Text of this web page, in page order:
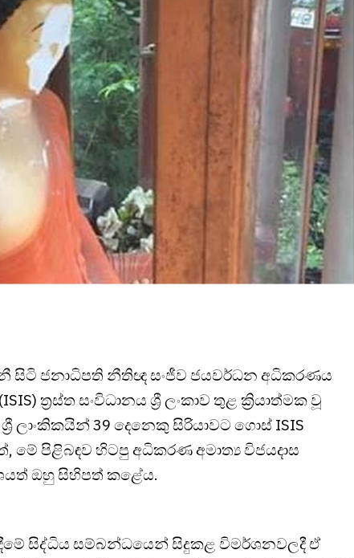
සිටි ජනාධිපති නීතිඥ සංජීව ජයවර්ධන අධිකරණය
ත්‍රස්ත සංවිධානය ශ්‍රී ලංකාව තුළ ක්‍රියාත්මක වූ
ලාංකිකයින් 39 දෙනෙකු සිරියාවට ගොස් ISIS
මේ පිළිබඳව හිටපු අධිකරණ අමාත්‍ය විජයදාස
ඔහු සිහිපත් කළේය.
සිද්ධිය සම්බන්ධයෙන් සිදුකළ විමර්ශනවලදී ඒ